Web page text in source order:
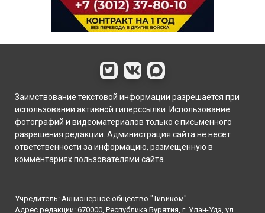
Заимствование текстовой информации разрешается при
использовании активной гиперссылки. Использование
фотографий и видеоматериалов только с письменного
разрешения редакции. Администрация сайта не несет
ответственности за информацию, размещенную в
комментариях пользователями сайта.
Учредитель: Акционерное общество "Тивиком"
Адрес редакции: 670000, Республика Бурятия, г. Улан-Удэ, ул.